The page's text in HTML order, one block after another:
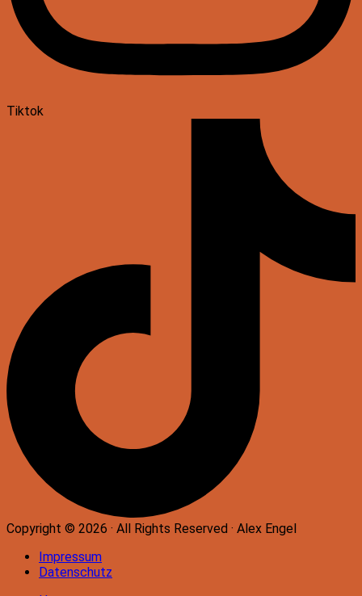
Tiktok
Copyright © 2026 · All Rights Reserved · Alex Engel
Impressum
Datenschutz